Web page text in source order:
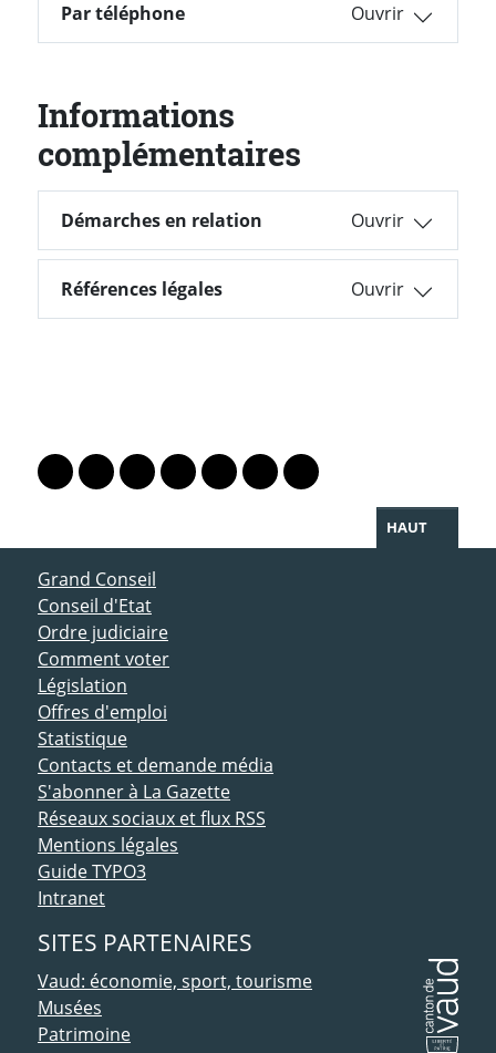
Par téléphone
Informations
complémentaires
Démarches en relation
Démarches en relation
Références légales
Références légales
Lien vers le profil Mastodon
Lien vers le profil Bluesky
Lien vers le profil Instagram
Lien vers le profil Linkedin
Lien vers le profil Facebook
Lien vers le profil Twitter
Partager par WhatsApp
HAUT
ACCÈS DIRECT
Grand Conseil
Conseil d'Etat
Ordre judiciaire
Comment voter
Législation
Offres d'emploi
Statistique
Contacts et demande média
S'abonner à La Gazette
Réseaux sociaux et flux RSS
Mentions légales
Guide TYPO3
Intranet
SITES PARTENAIRES
Vaud: économie, sport, tourisme
Musées
Patrimoine